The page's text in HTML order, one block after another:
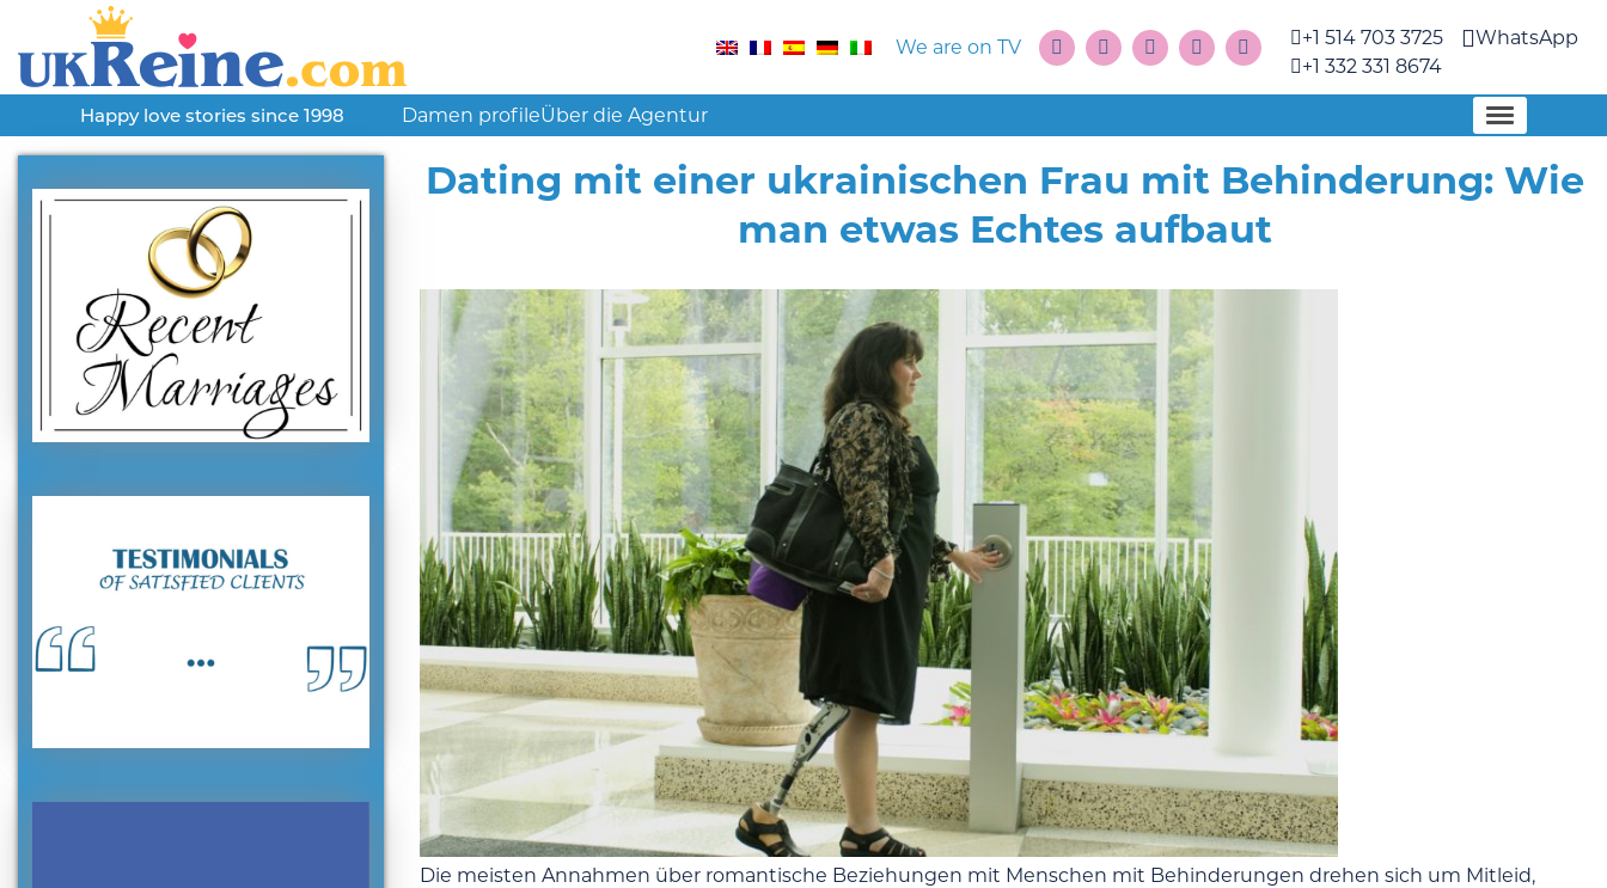
We are on TV
+1 514 703 3725
+1 332 331 8674
WhatsApp
Happy love stories since 1998 Damen profileÜber die Agentur
Dating mit einer ukrainischen Frau mit Behinderung: Wie
man etwas Echtes aufbaut
Die meisten Annahmen über romantische Beziehungen mit Menschen mit Behinderungen drehen sich um Mitleid,